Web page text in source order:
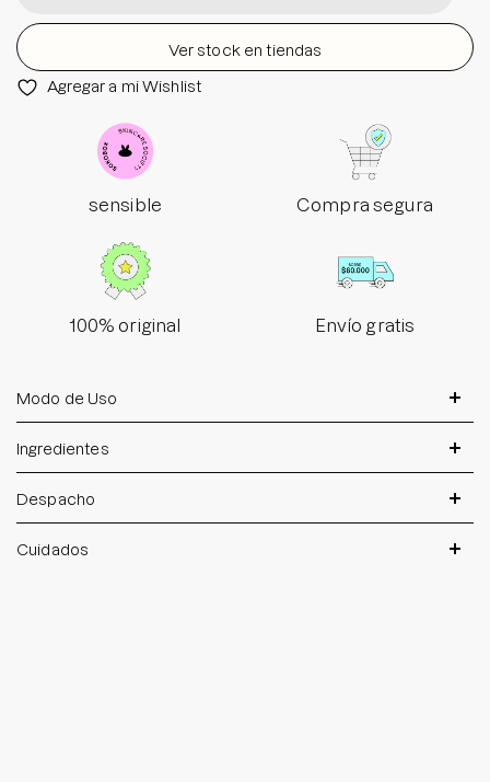
Ver stock en tiendas
Agregar a mi Wishlist
sensible Compra segura
100% original Envío gratis
Modo de Uso
Ingredientes
Despacho
Cuidados